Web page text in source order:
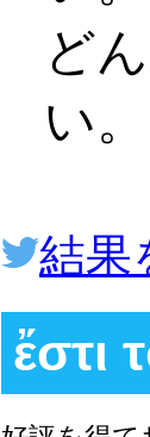
ど
い。
結果
ἔστι